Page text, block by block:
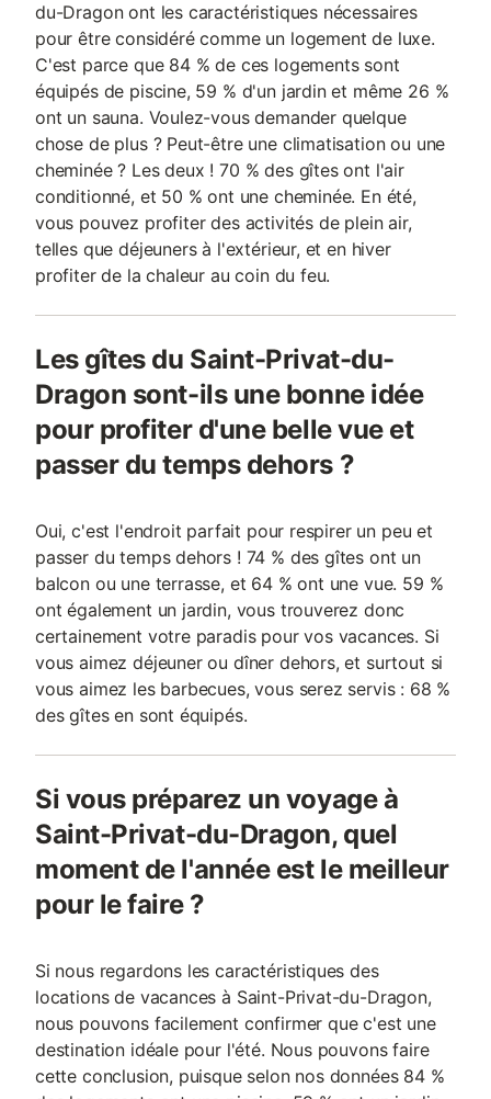
du-Dragon ont les caractéristiques nécessaires
pour être considéré comme un logement de luxe.
C'est parce que 84 % de ces logements sont
équipés de piscine, 59 % d'un jardin et même 26 %
ont un sauna. Voulez-vous demander quelque
chose de plus ? Peut-être une climatisation ou une
cheminée ? Les deux ! 70 % des gîtes ont l'air
conditionné, et 50 % ont une cheminée. En été,
vous pouvez profiter des activités de plein air,
telles que déjeuners à l'extérieur, et en hiver
profiter de la chaleur au coin du feu.
Les gîtes du Saint-Privat-du-
Dragon sont-ils une bonne idée
pour profiter d'une belle vue et
passer du temps dehors ?
Oui, c'est l'endroit parfait pour respirer un peu et
passer du temps dehors ! 74 % des gîtes ont un
balcon ou une terrasse, et 64 % ont une vue. 59 %
ont également un jardin, vous trouverez donc
certainement votre paradis pour vos vacances. Si
vous aimez déjeuner ou dîner dehors, et surtout si
vous aimez les barbecues, vous serez servis : 68 %
des gîtes en sont équipés.
Si vous préparez un voyage à
Saint-Privat-du-Dragon, quel
moment de l'année est le meilleur
pour le faire ?
Si nous regardons les caractéristiques des
locations de vacances à Saint-Privat-du-Dragon,
nous pouvons facilement confirmer que c'est une
destination idéale pour l'été. Nous pouvons faire
cette conclusion, puisque selon nos données 84 %